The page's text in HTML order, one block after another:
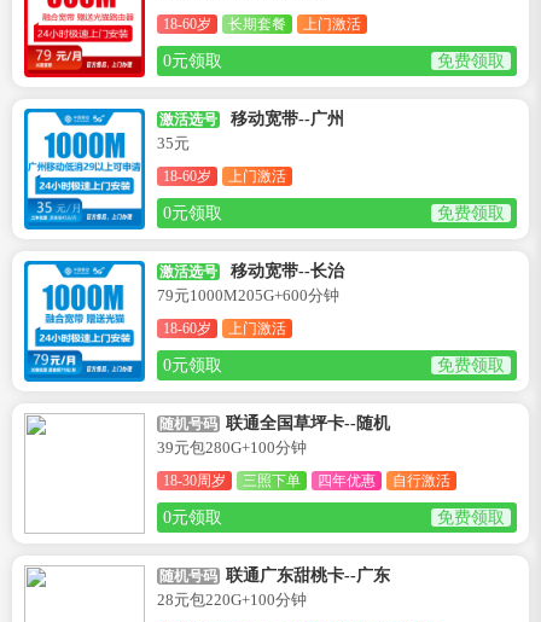
18-60岁 长期套餐 上门激活
0元领取 免费领取
激活选号
移动宽带--广州
35元
18-60岁 上门激活
0元领取 免费领取
激活选号
移动宽带--长治
79元1000M205G+600分钟
18-60岁 上门激活
0元领取 免费领取
随机号码 联通全国草坪卡--随机
39元包280G+100分钟
18-30周岁 三照下单 四年优惠 自行激活
0元领取 免费领取
随机号码 联通广东甜桃卡--广东
28元包220G+100分钟